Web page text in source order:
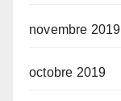
novembre 2019
octobre 2019